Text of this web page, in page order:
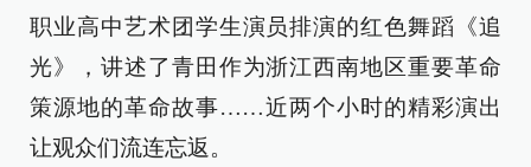
职业高中艺术团学生演员排演的红色舞蹈《追
光》，讲述了青田作为浙江西南地区重要革命
策源地的革命故事……近两个小时的精彩演出
让观众们流连忘返。